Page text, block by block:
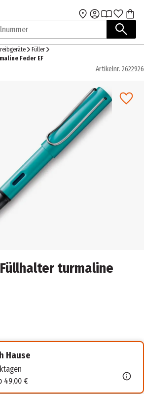
Zum Hauptinhalt
Füller
Feder EF
Artikelnr. 2622926
turmaline
Hause
49,00 €